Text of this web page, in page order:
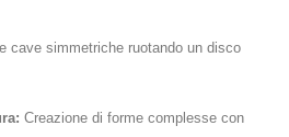
cave simmetriche ruotando un disco
Creazione di forme complesse con